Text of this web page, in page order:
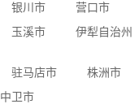
银川市 营口市
玉溪市 伊犁自治州
驻马店市 株洲市
中卫市